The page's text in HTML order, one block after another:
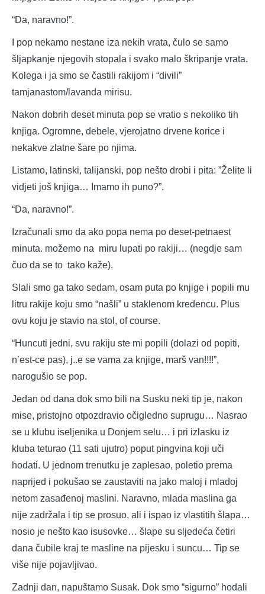
“Da, naravno!”.
I pop nekamo nestane iza nekih vrata, čulo se samo
šljapkanje njegovih stopala i svako malo škripanje vrata.
Kolega i ja smo se častili rakijom i “divili”
tamjanastom/lavanda mirisu.
Nakon dobrih deset minuta pop se vratio s nekoliko tih
knjiga. Ogromne, debele, vjerojatno drvene korice i
nekakve zlatne šare po njima.
Listamo, latinski, talijanski, pop nešto drobi i pita: ”Želite li
vidjeti još knjiga… Imamo ih puno?”.
“Da, naravno!”.
Izračunali smo da ako popa nema po deset-petnaest
minuta. možemo na miru lupati po rakiji… (negdje sam
čuo da se to tako kaže).
Slali smo ga tako sedam, osam puta po knjige i popili mu
litru rakije koju smo “našli” u staklenom kredencu. Plus
ovu koju je stavio na stol, of course.
“Huncuti jedni, svu rakiju ste mi popili (dolazi od popiti,
n’est-ce pas), j..e se vama za knjige, marš van!!!!”,
narogušio se pop.
Jedan od dana dok smo bili na Susku neki tip je, nakon
mise, pristojno otpozdravio očigledno suprugu… Nasrao
se u klubu iseljenika u Donjem selu… i pri izlasku iz
kluba teturao (11 sati ujutro) poput pingvina koji uči
hodati. U jednom trenutku je zaplesao, poletio prema
naprijed i pokušao se zaustaviti na jako maloj i mladoj
netom zasađenoj maslini. Naravno, mlada maslina ga
nije zadržala i tip se prosuo, ali i ispao iz vlastitih šlapa…
nosio je nešto kao isusovke… šlape su sljedeća četiri
dana čubile kraj te masline na pijesku i suncu… Tip se
više nije pojavljivao.
Zadnji dan, napuštamo Susak. Dok smo “sigurno” hodali